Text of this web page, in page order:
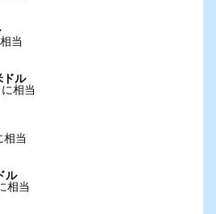
当
ドル
相当
相当
ル
相当